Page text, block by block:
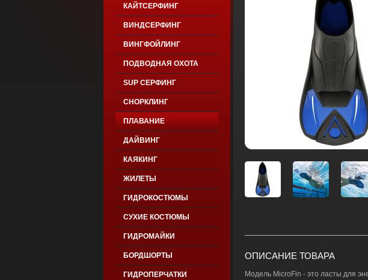
КАЙТСЕРФИНГ
ВИНДСЕРФИНГ
ВИНГФОЙЛИНГ
ПОДВОДНАЯ ОХОТА
SUP СЕРФИНГ
СНОРКЛИНГ
ПЛАВАНИЕ
ДАЙВИНГ
КАЯКИНГ
ЖИЛЕТЫ
ГИДРОКОСТЮМЫ
СУХИЕ КОСТЮМЫ
ГИДРОМАЙКИ
БОРДШОРТЫ
ГИДРОПЕРЧАТКИ
ОПИСАНИЕ ТОВАРА
Модель MicroFin - это ласты для